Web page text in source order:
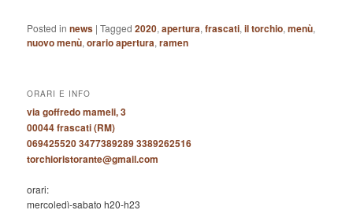
Posted in news |Tagged 2020,apertura,frascati,il torchio,menù,
nuovo menù,orario apertura,ramen
ORARI E INFO
via goffredo mameli, 3
00044 frascati (RM)
069425520 3477389289 3389262516
torchioristorante@gmail.com
orari:
mercoledì-sabato h20-h23